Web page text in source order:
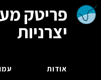
פריטק
יצרניות
אודות